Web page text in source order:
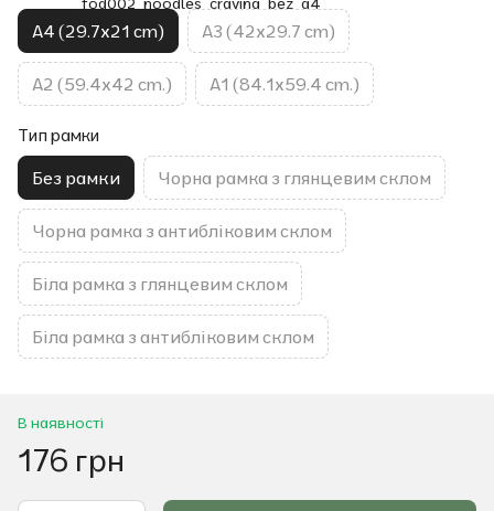
A4 (29.7x21 cm) A3 (42x29.7 cm)
A2 (59.4x42 cm.) A1 (84.1x59.4 cm.)
Тип рамки
Без рамки Чорна рамка з глянцевим склом
Чорна рамка з антибліковим склом
Біла рамка з глянцевим склом
Біла рамка з антибліковим склом
В наявності
176 грн